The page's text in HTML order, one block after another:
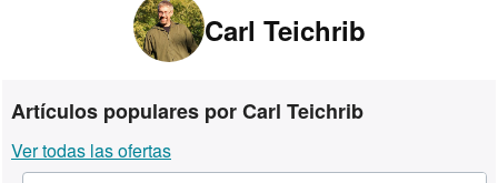
Consultar mis pedidos
Búsqueda avanzada
Libros antiguos
Arte y coleccionismo
Carl Teichrib
Artículos populares por Carl Teichrib
Ver todas las ofertas